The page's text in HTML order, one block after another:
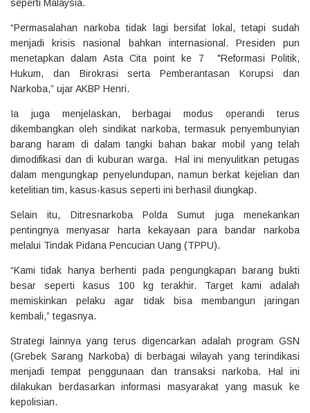
seperti Malaysia.
“Permasalahan narkoba tidak lagi bersifat lokal, tetapi sudah
menjadi krisis nasional bahkan internasional. Presiden pun
menetapkan dalam Asta Cita point ke 7 "Reformasi Politik,
Hukum, dan Birokrasi serta Pemberantasan Korupsi dan
Narkoba,” ujar AKBP Henri.
Ia juga menjelaskan, berbagai modus operandi terus
dikembangkan oleh sindikat narkoba, termasuk penyembunyian
barang haram di dalam tangki bahan bakar mobil yang telah
dimodifikasi dan di kuburan warga. Hal ini menyulitkan petugas
dalam mengungkap penyelundupan, namun berkat kejelian dan
ketelitian tim, kasus-kasus seperti ini berhasil diungkap.
Selain itu, Ditresnarkoba Polda Sumut juga menekankan
pentingnya menyasar harta kekayaan para bandar narkoba
melalui Tindak Pidana Pencucian Uang (TPPU).
“Kami tidak hanya berhenti pada pengungkapan barang bukti
besar seperti kasus 100 kg terakhir. Target kami adalah
memiskinkan pelaku agar tidak bisa membangun jaringan
kembali,” tegasnya.
Strategi lainnya yang terus digencarkan adalah program GSN
(Grebek Sarang Narkoba) di berbagai wilayah yang terindikasi
menjadi tempat penggunaan dan transaksi narkoba. Hal ini
dilakukan berdasarkan informasi masyarakat yang masuk ke
kepolisian.